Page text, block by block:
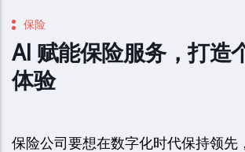
保险
AI 赋能保险服务，打造
体验
保险公司要想在数字化时代保持领先